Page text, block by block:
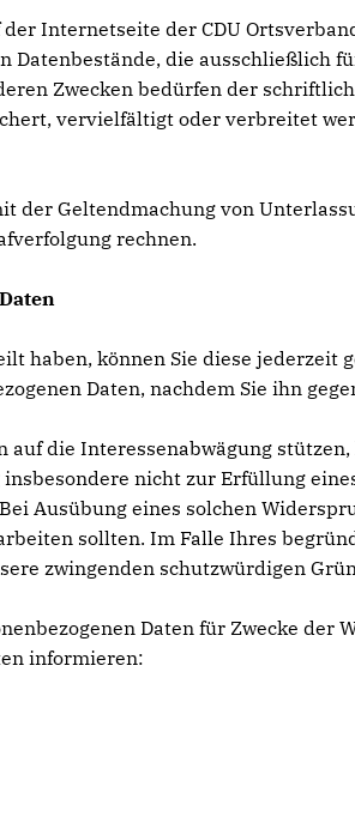
Internetseite der CDU
die ausschließlich
Zwecken bedürfen der
vervielfältigt oder verbreitet
Geltendmachung von
rechnen.
haben, können Sie diese jederzeit
Daten, nachdem Sie ihn
die Interessenabwägung
nicht zur Erfüllung
Ausübung eines solchen
sollten. Im Falle Ihres
zwingenden schutzwürdigen
Daten für Zwecke
informieren: